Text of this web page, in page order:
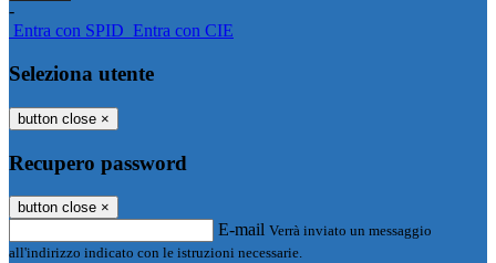
-
Entra con SPID Entra con CIE
Seleziona utente
button close ×
Recupero password
button close ×
E-mail Verrà inviato un messaggio
all'indirizzo indicato con le istruzioni necessarie.